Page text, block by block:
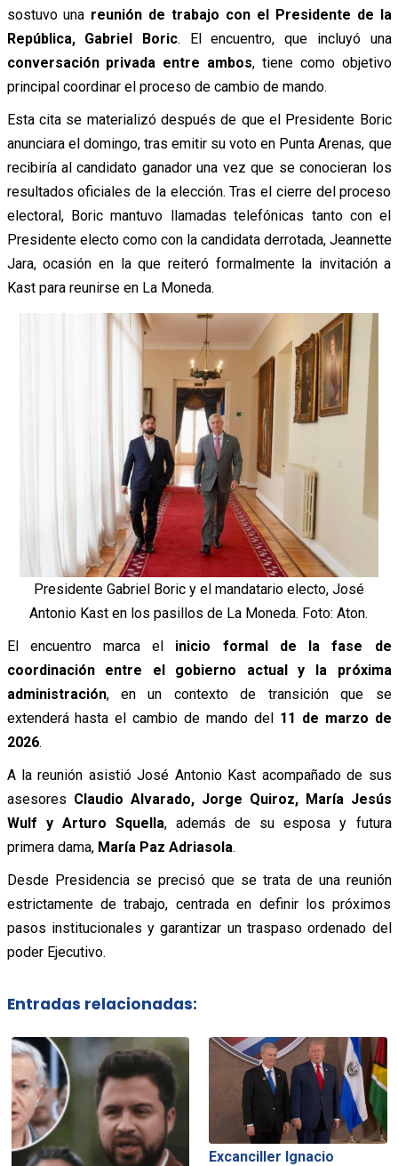
sostuvo una reunión de trabajo con el Presidente de la
República, Gabriel Boric. El encuentro, que incluyó una
conversación privada entre ambos, tiene como objetivo
principal coordinar el proceso de cambio de mando.
Esta cita se materializó después de que el Presidente Boric
anunciara el domingo, tras emitir su voto en Punta Arenas, que
recibiría al candidato ganador una vez que se conocieran los
resultados oficiales de la elección. Tras el cierre del proceso
electoral, Boric mantuvo llamadas telefónicas tanto con el
Presidente electo como con la candidata derrotada, Jeannette
Jara, ocasión en la que reiteró formalmente la invitación a
Kast para reunirse en La Moneda.
Presidente Gabriel Boric y el mandatario electo, José
Antonio Kast en los pasillos de La Moneda. Foto: Aton.
El encuentro marca el inicio formal de la fase de
coordinación entre el gobierno actual y la próxima
administración, en un contexto de transición que se
extenderá hasta el cambio de mando del 11 de marzo de
2026.
A la reunión asistió José Antonio Kast acompañado de sus
asesores Claudio Alvarado, Jorge Quiroz, María Jesús
Wulf y Arturo Squella, además de su esposa y futura
primera dama, María Paz Adriasola.
Desde Presidencia se precisó que se trata de una reunión
estrictamente de trabajo, centrada en definir los próximos
pasos institucionales y garantizar un traspaso ordenado del
poder Ejecutivo.
Entradas relacionadas:
Excanciller Ignacio